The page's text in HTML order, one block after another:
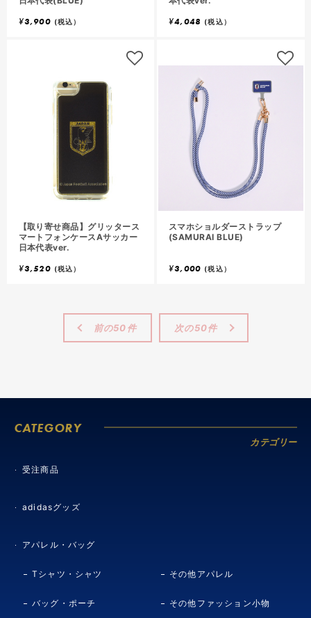
¥3,900 (税込）
¥4,048 (税込）
【取り寄せ商品】グリッタース
マートフォンケースAサッカー
日本代表ver.
¥3,520 (税込）
スマホショルダーストラップ
(SAMURAI BLUE)
¥3,000 (税込）
前の50件 次の50件
CATEGORY
カテゴリー
受注商品
adidasグッズ
アパレル・バッグ
Tシャツ・シャツ その他アパレル
バッグ・ポーチ その他ファッション小物